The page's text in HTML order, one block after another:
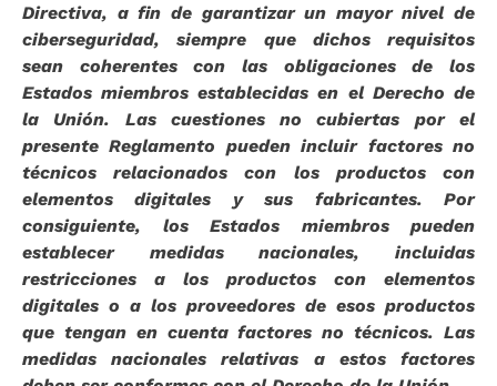
Directiva, a fin de garantizar un mayor nivel de
ciberseguridad, siempre que dichos requisitos
sean coherentes con las obligaciones de los
Estados miembros establecidas en el Derecho de
la Unión. Las cuestiones no cubiertas por el
presente Reglamento pueden incluir factores no
técnicos relacionados con los productos con
elementos digitales y sus fabricantes. Por
consiguiente, los Estados miembros pueden
establecer medidas nacionales, incluidas
restricciones a los productos con elementos
digitales o a los proveedores de esos productos
que tengan en cuenta factores no técnicos. Las
medidas nacionales relativas a estos factores